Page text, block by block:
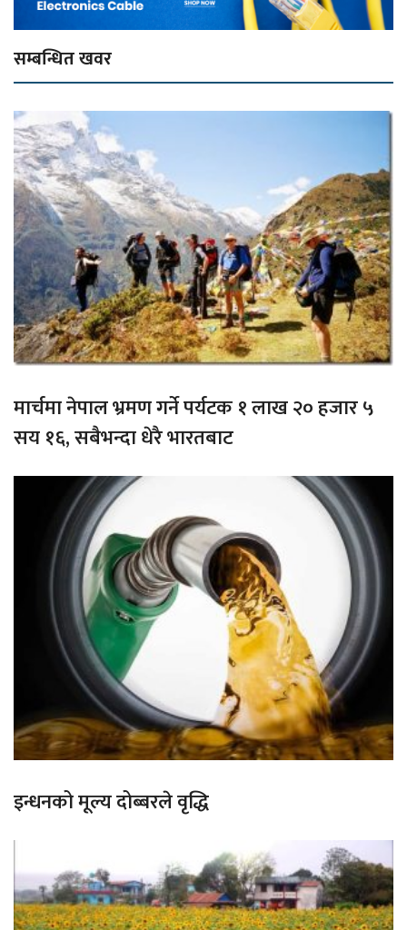
सम्बन्धित खवर
मार्चमा नेपाल भ्रमण गर्ने पर्यटक १ लाख २० हजार ५
सय १६, सबैभन्दा धेरै भारतबाट
इन्धनको मूल्य दोब्बरले वृद्धि